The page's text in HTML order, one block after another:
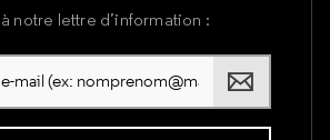
notre lettre d’information :